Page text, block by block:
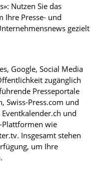
Nutzen Sie das
Ihre Presse- und
gezielt
Google, Social Media
zugänglich
Presseportale
Swiss-Press.com und
und
Plattformen wie
Insgesamt stehen
um Ihre